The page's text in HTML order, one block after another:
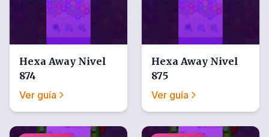
Hexa Away Nivel
874
Ver guía
Hexa Away Nivel
875
Ver guía